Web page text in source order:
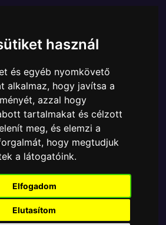
használ
és egyéb nyomkövető
alkalmaz, hogy javítsa a
azzal hogy
tartalmakat és célzott
meg, és elemzi a
hogy megtudjuk
a látogatóink.
Elfogadom
Elutasítom
egyik népszerű terméke a
Nightmare Before Christmas
Room #, amely ablakos
- POP In a Box - várja új
másokkal!